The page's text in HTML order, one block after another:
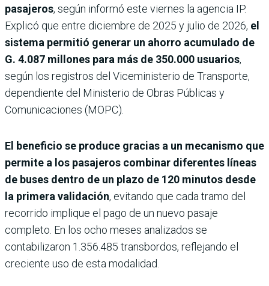
pasajeros, según informó este viernes la agencia IP.
Explicó que entre diciembre de 2025 y julio de 2026, el
sistema permitió generar un ahorro acumulado de
G. 4.087 millones para más de 350.000 usuarios,
según los registros del Viceministerio de Transporte,
dependiente del Ministerio de Obras Públicas y
Comunicaciones (MOPC).
El beneficio se produce gracias a un mecanismo que
permite a los pasajeros combinar diferentes líneas
de buses dentro de un plazo de 120 minutos desde
la primera validación, evitando que cada tramo del
recorrido implique el pago de un nuevo pasaje
completo. En los ocho meses analizados se
contabilizaron 1.356.485 transbordos, reflejando el
creciente uso de esta modalidad.